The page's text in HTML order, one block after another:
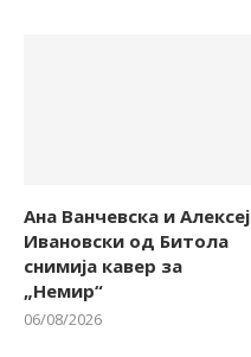
Ана Ванчевска и Алексеј
Ивановски од Битола
снимија кавер за
„Немир“
06/08/2026